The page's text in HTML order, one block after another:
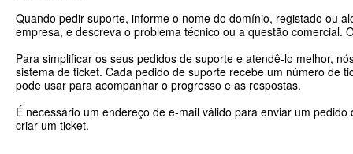
Quando pedir suporte, informe o nome do domínio, registado ou
empresa, e descreva o problema técnico ou a questão comercial.
Para simplificar os seus pedidos de suporte e atendê-lo melhor,
sistema de ticket. Cada pedido de suporte recebe um número de
pode usar para acompanhar o progresso e as respostas.
É necessário um endereço de e-mail válido para enviar um pedido
criar um ticket.